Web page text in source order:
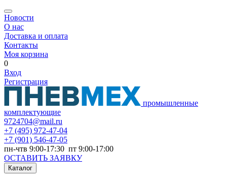
Новости
О нас
Доставка и оплата
Контакты
Моя корзина
0
Вход
Регистрация
промышленные
комплектующие
9724704@mail.ru
+7 (495) 972-47-04
+7 (901) 546-47-05
пн-чтв 9:00-17:30 пт 9:00-17:00
ОСТАВИТЬ ЗАЯВКУ
Каталог